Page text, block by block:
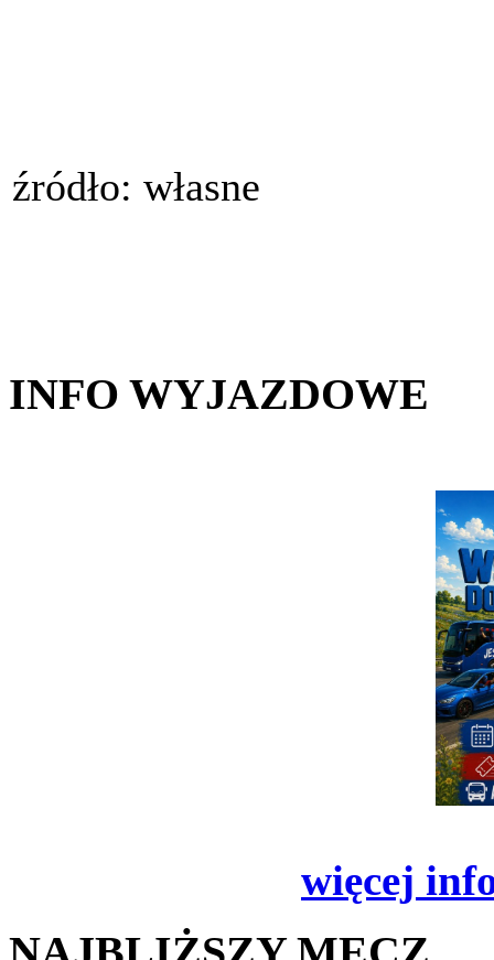
źródło: własne
INFO WYJAZDOWE
więcej